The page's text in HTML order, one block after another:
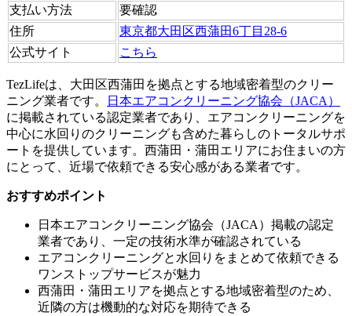
支払い方法
要確認
住所
東京都大田区西蒲田6丁目28-6
公式サイト
こちら
TezLifeは、大田区西蒲田を拠点とする地域密着型のクリー
ニング業者です。
日本エアコンクリーニング協会（JACA）
に掲載されている認定業者であり、エアコンクリーニングを
中心に水回りのクリーニングも含めた暮らしのトータルサポ
ートを提供しています。西蒲田・蒲田エリアにお住まいの方
にとって、近場で依頼できる安心感がある業者です。
おすすめポイント
日本エアコンクリーニング協会（JACA）掲載の認定
業者であり、一定の技術水準が確認されている
エアコンクリーニングと水回りをまとめて依頼できる
ワンストップサービスが魅力
西蒲田・蒲田エリアを拠点とする地域密着型のため、
近隣の方は機動的な対応を期待できる